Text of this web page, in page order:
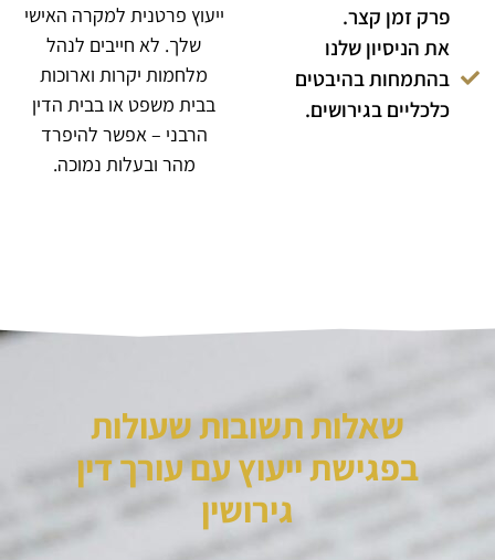
פרק זמן קצר.
את הניסיון שלנו
בהתמחות בהיבטים
כלכליים בגירושים.
ייעוץ פרטנית למקרה האישי
שלך. לא חייבים לנהל
מלחמות יקרות וארוכות
בבית משפט או בבית הדין
הרבני – אפשר להיפרד
מהר ובעלות נמוכה.
שאלות תשובות שעולות
בפגישת ייעוץ עם עורך דין
גירושין